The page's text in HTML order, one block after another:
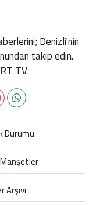
Denizli'nin
takip edin.
TV.
Durumu
Arşivi